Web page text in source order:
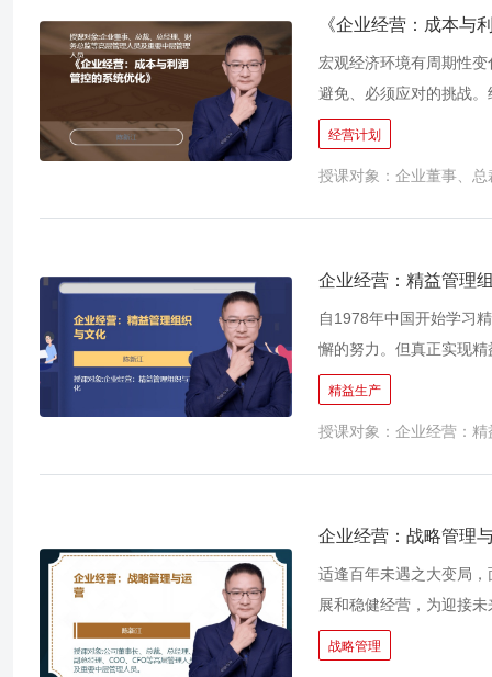
《企业经营：成本与
宏观经济环境有周期性
避免、必须应对的挑战
营，在保障生存的前提
层次下降的趋势下，成
之一。 《企业成本利润
手，在抓住机会的同时
是陈老师担任二十年大
球冠军的成功经验的总
经营计划
授课对象：企业董事、
企业经营：精益管理
自1978年中国开始学习
懈的努力。但真正实现
强人意。 如何实现精益
键。 精益管理不是一个
从文化的角度重新认知
多年的时间潜心研究日
精益生产
授课对象：企业经营：
企业经营：战略管理
适逢百年未遇之大变局
展和稳健经营，为迎接
住机遇，获得更宽松的
变化的可能性，对行业
战略管理